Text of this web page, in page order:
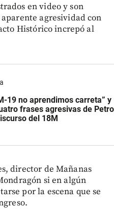
en video y son
agresividad con
Histórico increpó al
19 no aprendimos carreta” y
frases agresivas de Petro
del 18M
director de Mañanas
si en algún
por la escena que se